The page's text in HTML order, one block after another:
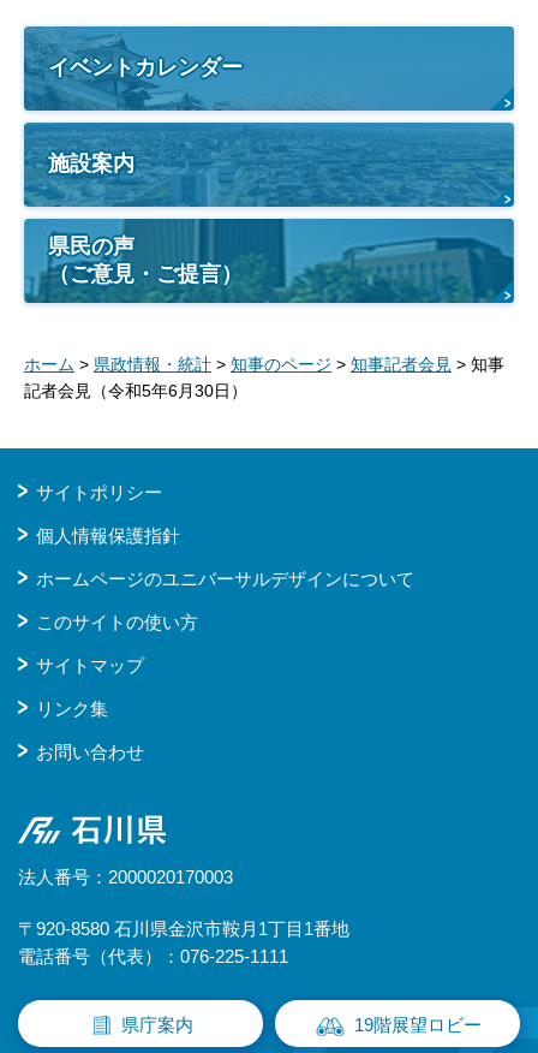
イベントカレンダー
施設案内
県民の声
（ご意見・ご提言）
ホーム > 県政情報・統計 > 知事のページ > 知事記者会見 > 知事
記者会見（令和5年6月30日）
サイトポリシー
個人情報保護指針
ホームページのユニバーサルデザインについて
このサイトの使い方
サイトマップ
リンク集
お問い合わせ
石川県
法人番号：2000020170003
〒920-8580 石川県金沢市鞍月1丁目1番地
電話番号（代表）：076-225-1111
県庁案内 19階展望ロビー